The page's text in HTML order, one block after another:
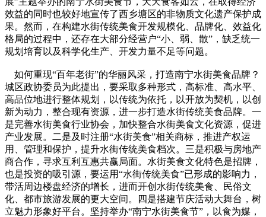
效益的同时也较好地宣传了西乡塘区的非物质文化遗产保护成
果。然而，在构建水街传统美食开发规模化、品牌化、效益化
格局的过程中，还存在大部分经营户“小、弱、散”，缺乏统一
规划培育以及科学化生产、开发力量不足等问题。
如何重现“百年老街”的华丽风采，打造南宁水街美食品牌？
城区政协委员为此提出，要采取多种形式，高标准、高水平、
高品位地进行整体规划，以传统为依托，以开放为契机，以创
新为动力，整合现有资源，进一步打造水街传统美食品牌。一
是完善水街美食行业协会，加快整合水街美食文化资源，促进
产业发展。二是及时注册“水街美食”相关商标，推进产权运
用、管理和保护，提升水街传统美食档次。三是积极与房地产
商合作，寻求互利互惠共赢局面。水街美食文化特色是招牌，
也是投资的吸引源，要运用“水街传统美食”已形成的影响力，
带活周边楼盘经济的增长，进而开创水街传统美食、民俗文
化、都市旅游发展的更大空间。四是搭建节庆活动大舞台，树
立魅力形象好平台。坚持举办“南宁水街美食节”，以食为媒，